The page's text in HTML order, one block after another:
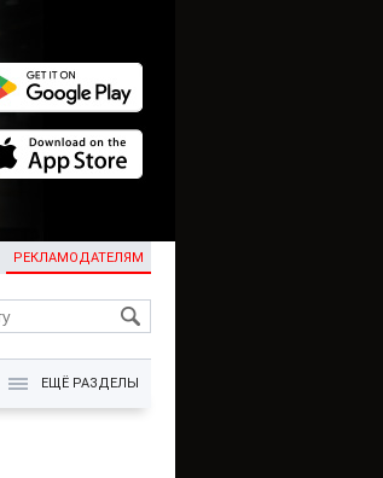
РЕКЛАМОДАТЕЛЯМ
KG
ЕЩЁ РАЗДЕЛЫ